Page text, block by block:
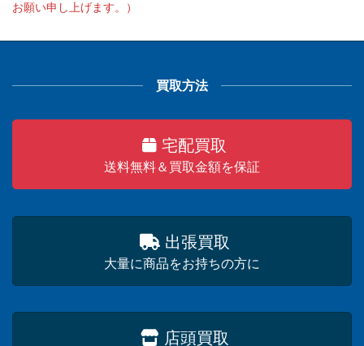
お願い申し上げます。）
買取方法
宅配買取
送料無料＆買取金額を保証
出張買取
大量に商品をお持ちの方に
店頭買取